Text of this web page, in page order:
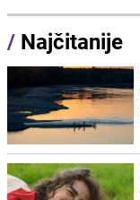
/ Najčitanije